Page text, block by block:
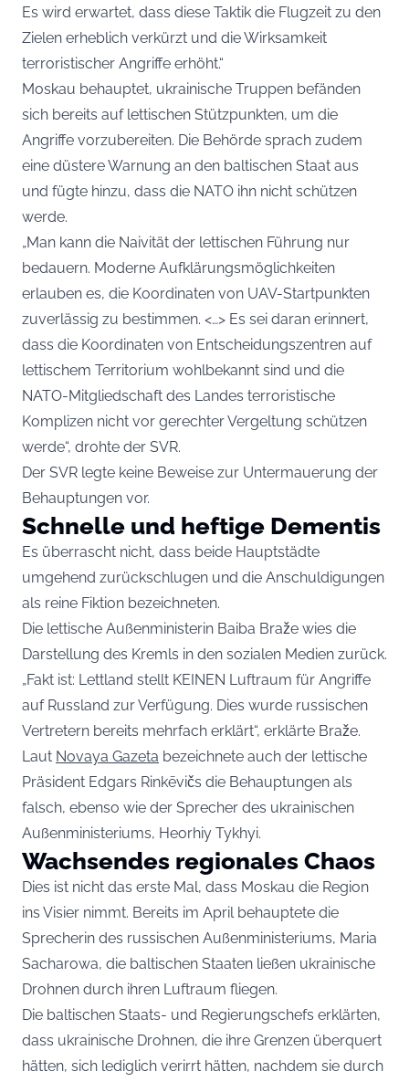
Es wird erwartet, dass diese Taktik die Flugzeit zu den
Zielen erheblich verkürzt und die Wirksamkeit
terroristischer Angriffe erhöht.“
Moskau behauptet, ukrainische Truppen befänden
sich bereits auf lettischen Stützpunkten, um die
Angriffe vorzubereiten. Die Behörde sprach zudem
eine düstere Warnung an den baltischen Staat aus
und fügte hinzu, dass die NATO ihn nicht schützen
werde.
„Man kann die Naivität der lettischen Führung nur
bedauern. Moderne Aufklärungsmöglichkeiten
erlauben es, die Koordinaten von UAV-Startpunkten
zuverlässig zu bestimmen. <…> Es sei daran erinnert,
dass die Koordinaten von Entscheidungszentren auf
lettischem Territorium wohlbekannt sind und die
NATO-Mitgliedschaft des Landes terroristische
Komplizen nicht vor gerechter Vergeltung schützen
werde“, drohte der SVR.
Der SVR legte keine Beweise zur Untermauerung der
Behauptungen vor.
Schnelle und heftige Dementis
Es überrascht nicht, dass beide Hauptstädte
umgehend zurückschlugen und die Anschuldigungen
als reine Fiktion bezeichneten.
Die lettische Außenministerin Baiba Braže wies die
Darstellung des Kremls in den sozialen Medien zurück.
„Fakt ist: Lettland stellt KEINEN Luftraum für Angriffe
auf Russland zur Verfügung. Dies wurde russischen
Vertretern bereits mehrfach erklärt“, erklärte Braže.
Laut Novaya Gazeta bezeichnete auch der lettische
Präsident Edgars Rinkēvičs die Behauptungen als
falsch, ebenso wie der Sprecher des ukrainischen
Außenministeriums, Heorhiy Tykhyi.
Wachsendes regionales Chaos
Dies ist nicht das erste Mal, dass Moskau die Region
ins Visier nimmt. Bereits im April behauptete die
Sprecherin des russischen Außenministeriums, Maria
Sacharowa, die baltischen Staaten ließen ukrainische
Drohnen durch ihren Luftraum fliegen.
Die baltischen Staats- und Regierungschefs erklärten,
dass ukrainische Drohnen, die ihre Grenzen überquert
hätten, sich lediglich verirrt hätten, nachdem sie durch